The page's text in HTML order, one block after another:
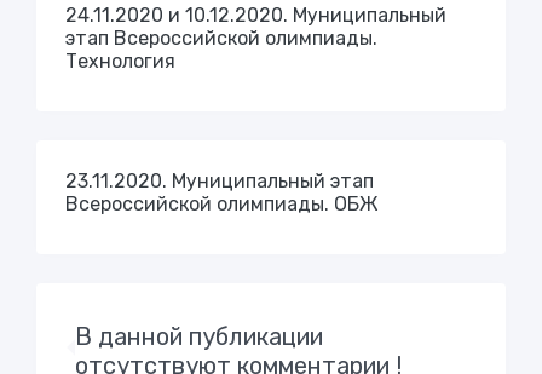
24.11.2020 и 10.12.2020. Муниципальный
этап Всероссийской олимпиады.
Технология
23.11.2020. Муниципальный этап
Всероссийской олимпиады. ОБЖ
В данной публикации
отсутствуют комментарии !